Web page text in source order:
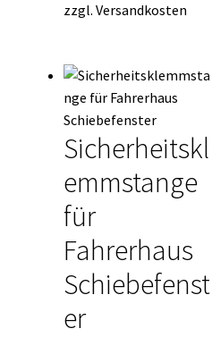
zzgl. Versandkosten
Sicherheitskl
emmstange
für
Fahrerhaus
Schiebefenst
er